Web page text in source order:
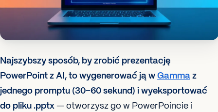
Najszybszy sposób, by zrobić prezentację
PowerPoint z AI, to wygenerować ją w Gamma z
jednego promptu (30–60 sekund) i wyeksportować
do pliku .pptx — otworzysz go w PowerPoincie i